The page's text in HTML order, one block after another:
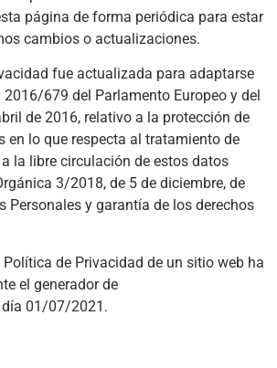
página de forma periódica para estar
cambios o actualizaciones.
fue actualizada para adaptarse
2016/679 del Parlamento Europeo y del
de 2016, relativo a la protección de
en lo que respecta al tratamiento de
la libre circulación de estos datos
3/2018, de 5 de diciembre, de
Personales y garantía de los derechos
de Privacidad de un sitio web ha
el generador de
01/07/2021.